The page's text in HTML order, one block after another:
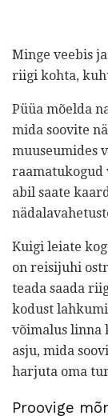
Minge veebis
riigi kohta,
Püüa mõelda
mida soovite
muuseumides
raamatukogud
abil saate
Kuigi leiate
on reisijuhi
teada saada
kodust
võimalus linna
asju, mida
harjuta oma
Proovige